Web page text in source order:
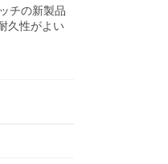
チの新製品
久性がよい